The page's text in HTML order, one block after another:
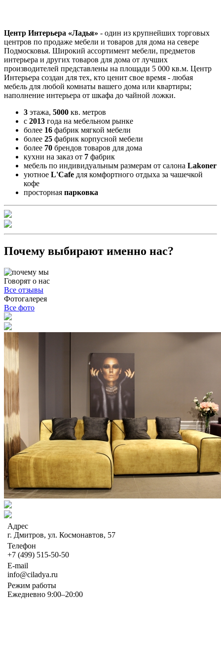
Центр Интерьера «Ладья» - один из крупнейших торговых
центров по продаже мебели и товаров для дома на севере
Подмосковья. Широкий ассортимент мебели, предметов
интерьера и других товаров для дома от лучших
производителей представлены на площади 5 000 кв.м. Центр
Интерьера создан для тех, кто ценит свое время - любая
мебель для любой комнаты вашего дома или квартиры;
наполнение интерьера от шкафа до чайной ложки.
3 этажа, 5000 кв. метров
с 2013 года на мебельном рынке
более 16 фабрик мягкой мебели
более 25 фабрик корпусной мебели
более 70 брендов товаров для дома
кухни на заказ от 7 фабрик
мебель по индивидуальным размерам от салона Lakoner
уютное L'Cafe для комфортного отдыха за чашечкой
кофе
просторная парковка
Почему выбирают именно нас?
Говорят о нас
Все отзывы
Фотогалерея
Все фото
Адрес
г. Дмитров, ул. Космонавтов, 57
Телефон
+7 (499) 515-50-50
E-mail
info@ciladya.ru
Режим работы
Ежедневно 9:00–20:00